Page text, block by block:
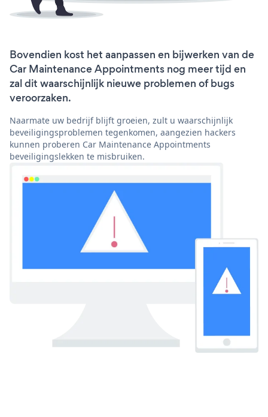
Bovendien kost het aanpassen en bijwerken van de
Car Maintenance Appointments nog meer tijd en
zal dit waarschijnlijk nieuwe problemen of bugs
veroorzaken.
Naarmate uw bedrijf blijft groeien, zult u waarschijnlijk
beveiligingsproblemen tegenkomen, aangezien hackers
kunnen proberen Car Maintenance Appointments
beveiligingslekken te misbruiken.